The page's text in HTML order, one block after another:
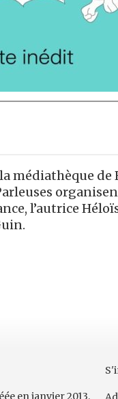
la médiathèque
l’autrice
en janvier 2013,